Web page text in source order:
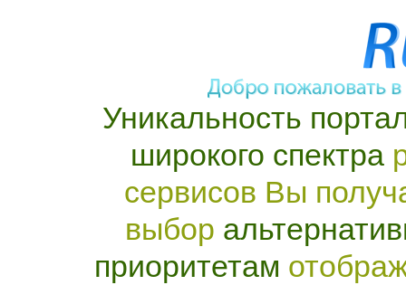
Уникальность
широкого спектра
сервисов Вы
выбор
приоритетам